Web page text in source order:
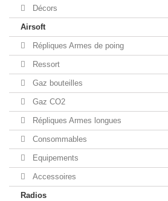
Décors
Airsoft
Répliques Armes de poing
Ressort
Gaz bouteilles
Gaz CO2
Répliques Armes longues
Consommables
Equipements
Accessoires
Radios